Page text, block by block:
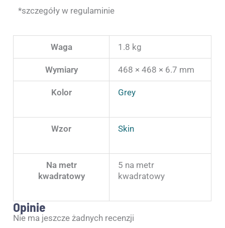
*szczegóły w regulaminie
Waga 1.8 kg
Wymiary 468 × 468 × 6.7 mm
Kolor Grey
Wzor Skin
Na metr
kwadratowy
5 na metr
kwadratowy
Opinie
Nie ma jeszcze żadnych recenzji